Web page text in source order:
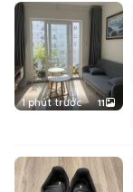
1 phút trước 11